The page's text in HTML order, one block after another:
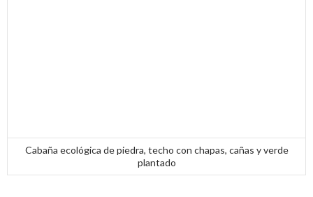
Cabaña ecológica de piedra, techo con chapas, cañas y verde
plantado